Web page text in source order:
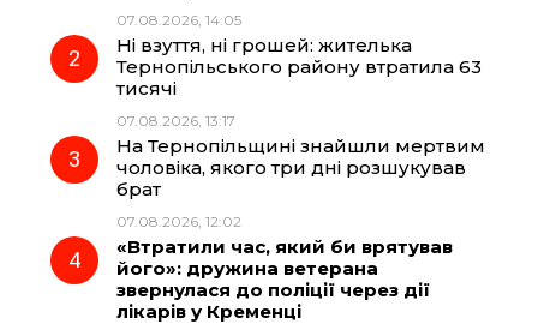
o
k
r
a
A
07.08.2026, 14:05
Ні взуття, ні грошей: жителька
Тернопільського району втратила 63
тисячі
07.08.2026, 13:17
На Тернопільщині знайшли мертвим
чоловіка, якого три дні розшукував
брат
07.08.2026, 12:02
«Втратили час, який би врятував
його»: дружина ветерана
звернулася до поліції через дії
лікарів у Кременці